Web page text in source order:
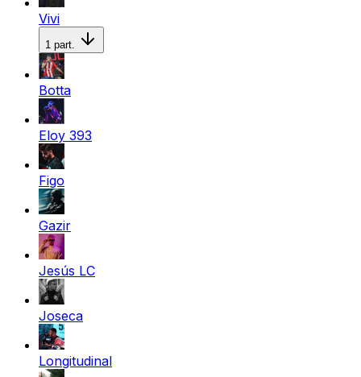
Vivi
1 part.
Botta
Eloy 393
Figo
Gazir
Jesús LC
Joseca
Longitudinal